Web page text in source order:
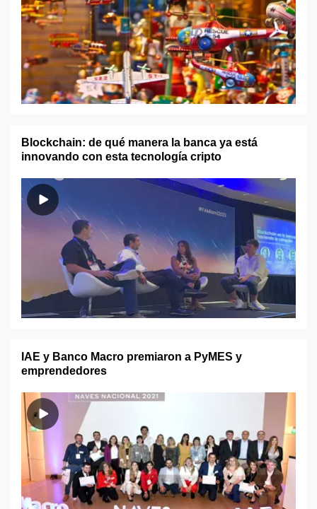
Blockchain: de qué manera la banca ya está
innovando con esta tecnología cripto
IAE y Banco Macro premiaron a PyMES y
emprendedores